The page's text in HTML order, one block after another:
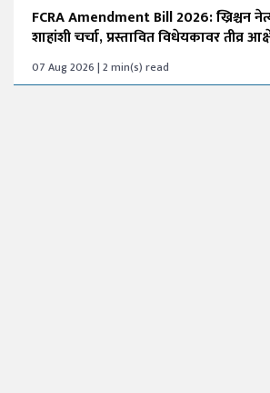
FCRA Amendment Bill 2026: ख्रिश्चन
शाहांशी चर्चा, प्रस्तावित विधेयकावर तीव्र
07 Aug 2026 | 2 min(s) read